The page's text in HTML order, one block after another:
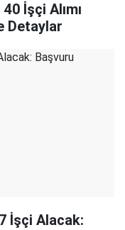
İşçi Alımı
Detaylar
İşçi Alacak: